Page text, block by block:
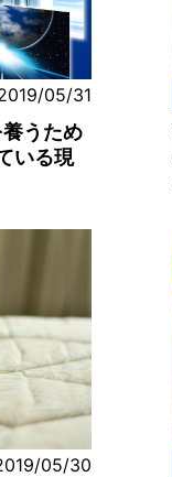
05/31
うため
いる現
05/30